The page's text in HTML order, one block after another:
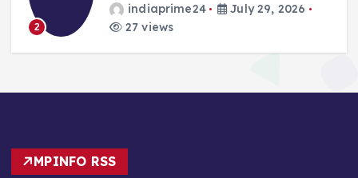
2
indiaprime24
July 29, 2026
27 views
MPINFO RSS